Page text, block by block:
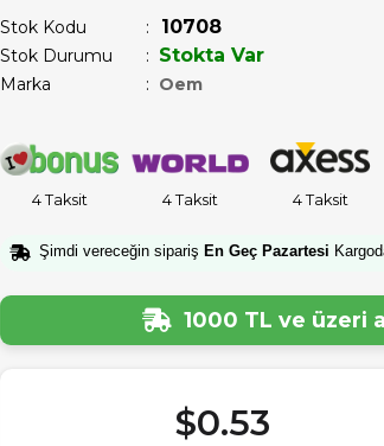
Stok Kodu 10708
Stok Durumu : Stokta Var
Marka : Oem
4 Taksit 4 Taksit 4 Taksit
Şimdi vereceğin sipariş En Geç Pazartesi
1000 TL ve üzeri
$0.53